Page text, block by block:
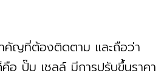
คัญที่ต้องติดตาม และถือว่า
อ ปั๊ม เชลล์ มีการปรับขึ้นราคา